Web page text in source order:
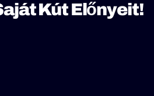
Kút Előnyeit!